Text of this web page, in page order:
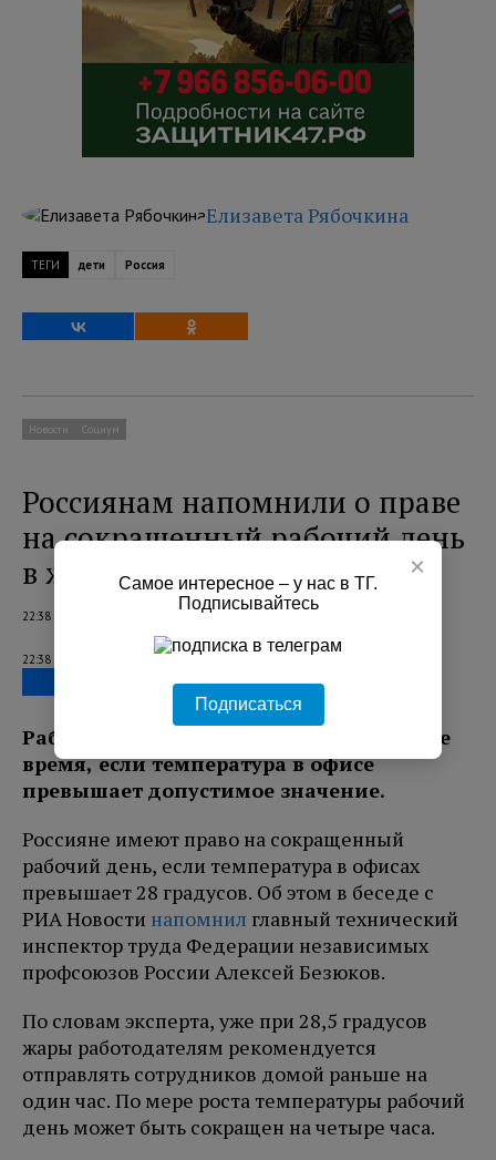
Елизавета Рябочкина
ТЕГИ дети Россия
Новости Социум
Россиянам напомнили о праве
на сокращенный рабочий день
в жару
22:38 06.08.2026
22:38 06.08.2026
Работодатель обязан сокращать рабочее
время, если температура в офисе
превышает допустимое значение.
Россияне имеют право на сокращенный
рабочий день, если температура в офисах
превышает 28 градусов. Об этом в беседе с
РИА Новости напомнил главный технический
инспектор труда Федерации независимых
профсоюзов России Алексей Безюков.
По словам эксперта, уже при 28,5 градусов
жары работодателям рекомендуется
отправлять сотрудников домой раньше на
один час. По мере роста температуры рабочий
день может быть сокращен на четыре часа.
×
Самое интересное – у нас в ТГ.
Подписывайтесь
Подписаться